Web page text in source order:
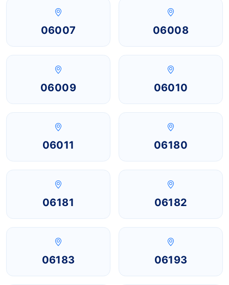
06007 06008
06009 06010
06011 06180
06181 06182
06183 06193